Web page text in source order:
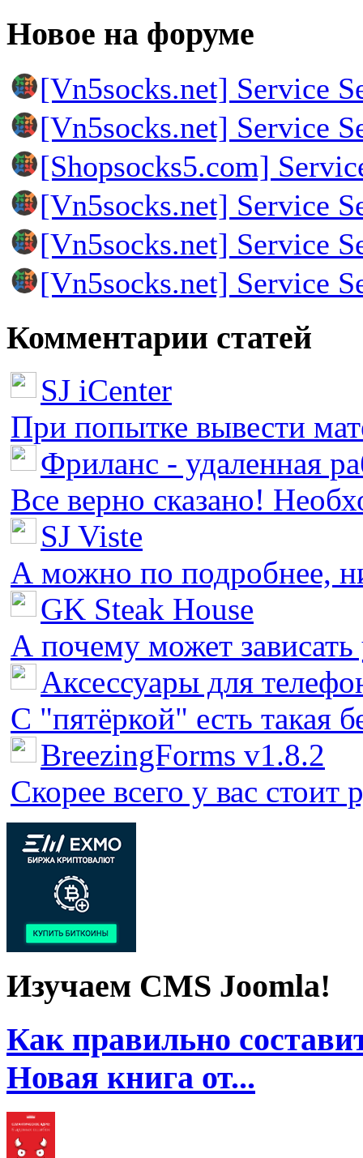
Новое на форуме
[Vn5socks.net] Service
[Vn5socks.net] Service
[Shopsocks5.com]
[Vn5socks.net] Service
[Vn5socks.net] Service
[Vn5socks.net] Service
Комментарии статей
SJ iCenter
При попытке вывести
Фриланс - удаленная
Все верно сказано!
SJ Viste
А можно по подробнее,
GK Steak House
А почему может зависать
Аксессуары для
С "пятёркой" есть такая
BreezingForms v1.8.2
Скорее всего у вас стоит
Изучаем CMS Joomla!
Как правильно
Новая книга от...